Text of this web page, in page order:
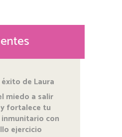
de Laura
miedo a salir
fortalece tu
con
ejercicio